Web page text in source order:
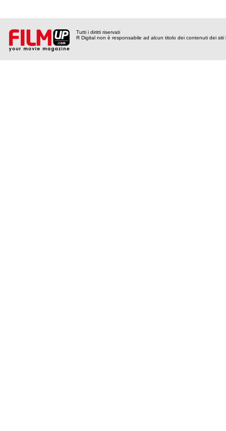
Tutti i diritti riservati
R Digital non è responsabile ad alcun titolo dei contenuti dei siti